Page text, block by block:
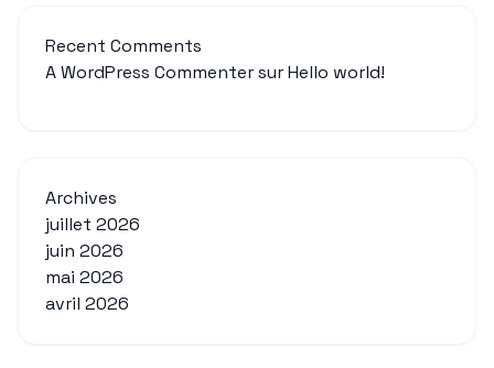
Recent Comments
A WordPress CommentersurHello world!
Archives
juillet 2026
juin 2026
mai 2026
avril 2026